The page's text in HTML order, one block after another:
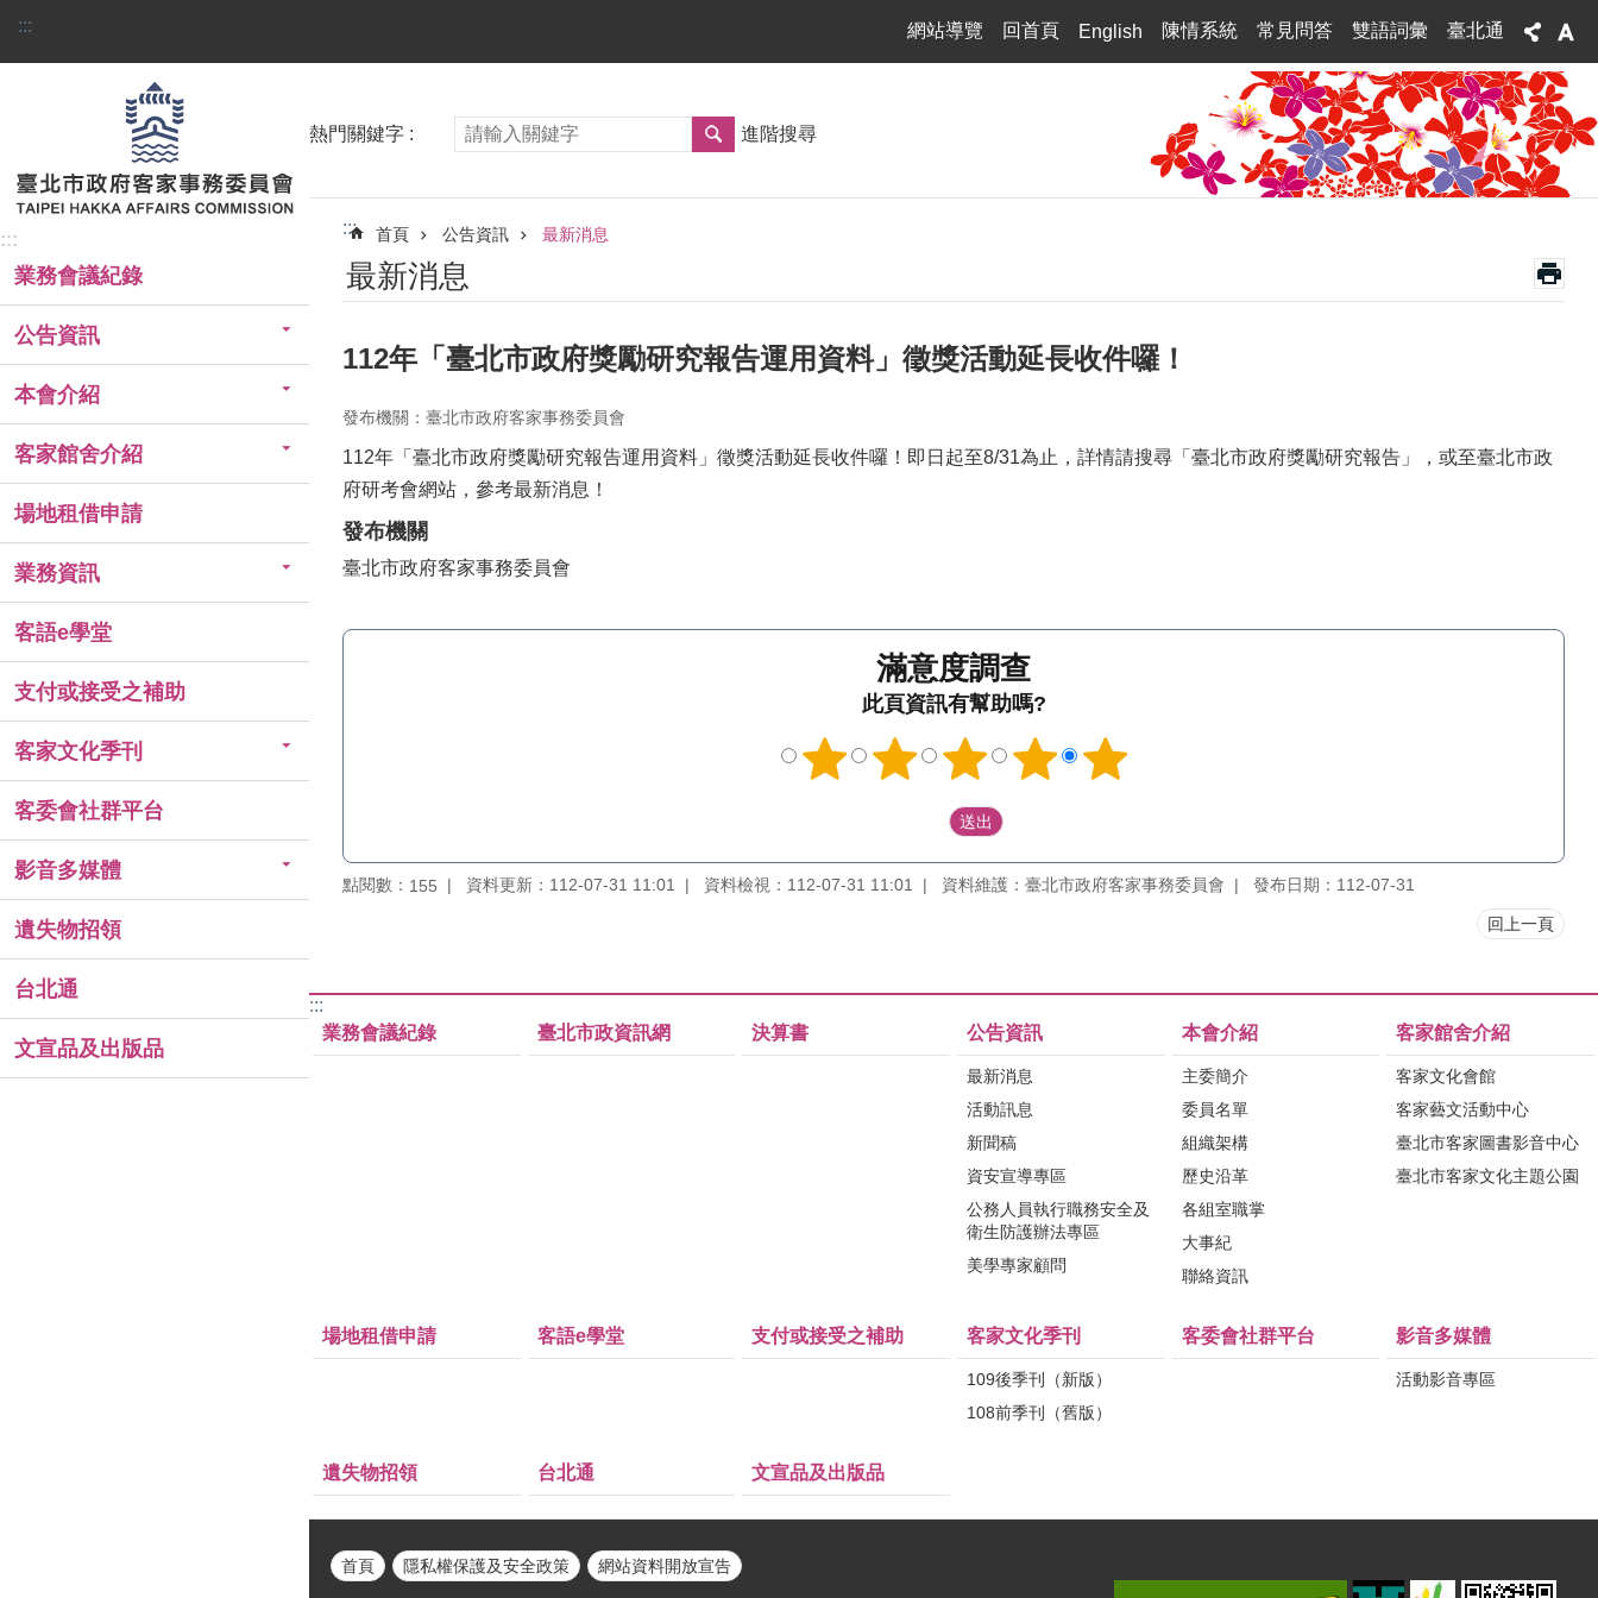
跳到主要內容區塊
::: 網站導覽 回首頁 English 陳情系統 常見問答 雙語詞彙 臺北通
:::
業務會議紀錄
公告資訊
本會介紹
客家館舍介紹
場地租借申請
業務資訊
客語e學堂
支付或接受之補助
客家文化季刊
客委會社群平台
影音多媒體
遺失物招領
台北通
文宣品及出版品
熱門關鍵字 進階搜尋
::: 首頁 公告資訊 最新消息
最新消息
112年「臺北市政府獎勵研究報告運用資料」徵獎活動延長收件囉！
發布機關：臺北市政府客家事務委員會
112年「臺北市政府獎勵研究報告運用資料」徵獎活動延長收件囉！即日起至8/31為止，詳情請搜尋「臺北市政府獎勵研究報告」，或至臺北市政
府研考會網站，參考最新消息！
發布機關
臺北市政府客家事務委員會
滿意度調查
此頁資訊有幫助嗎?
點閱數： 155 資料更新：112-07-31 11:01 資料檢視：112-07-31 11:01 資料維護：臺北市政府客家事務委員會 發布日期：112-07-31
回上一頁
:::
業務會議紀錄
臺北市政資訊網 決算書 公告資訊
最新消息
活動訊息
新聞稿
資安宣導專區
公務人員執行職務安全及
衛生防護辦法專區
美學專家顧問
本會介紹
主委簡介
委員名單
組織架構
歷史沿革
各組室職掌
大事紀
聯絡資訊
客家館舍介紹
客家文化會館
客家藝文活動中心
臺北市客家圖書影音中心
臺北市客家文化主題公園
場地租借申請 客語e學堂 支付或接受之補助 客家文化季刊
109後季刊（新版）
108前季刊（舊版）
客委會社群平台 影音多媒體
活動影音專區
遺失物招領 台北通 文宣品及出版品
首頁 隱私權保護及安全政策 網站資料開放宣告